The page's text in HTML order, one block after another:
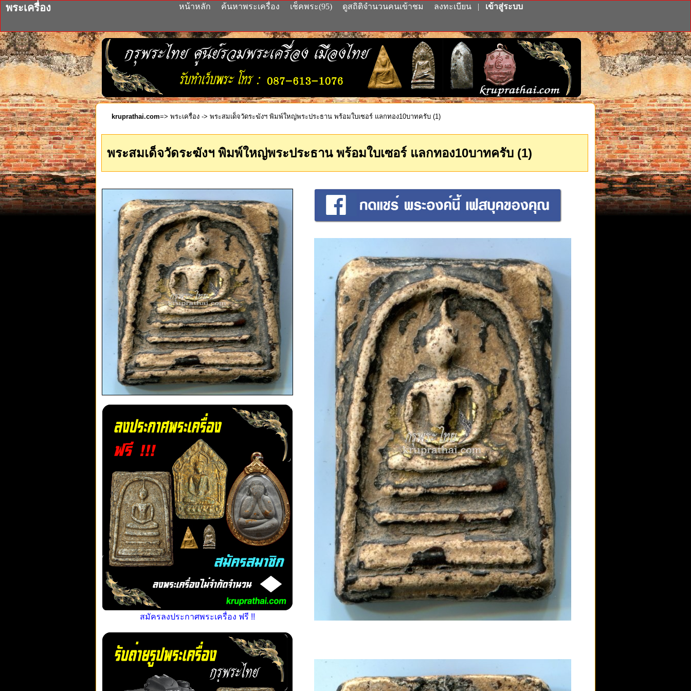
พระเครื่อง หน้าหลัก ค้นหาพระเครื่อง เช็คพระ(95) ดูสถิติจำนวนคนเข้าชม ลงทะเบียน | เข้าสู่ระบบ
kruprathai.com=> พระเครื่อง -> พระสมเด็จวัดระฆังฯ พิมพ์ใหญ่พระประธาน พร้อมใบเซอร์ แลกทอง10บาทครับ (1)
พระสมเด็จวัดระฆังฯ พิมพ์ใหญ่พระประธาน พร้อมใบเซอร์ แลกทอง10บาทครับ (1)
สมัครลงประกาศพระเครื่อง ฟรี !!